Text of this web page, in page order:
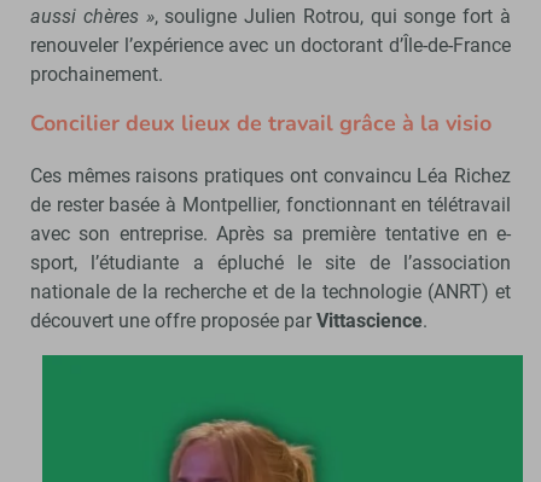
aussi chères », souligne Julien Rotrou, qui songe fort à
renouveler l’expérience avec un doctorant d’Île-de-France
prochainement.
Concilier deux lieux de travail grâce à la visio
Ces mêmes raisons pratiques ont convaincu Léa Richez
de rester basée à Montpellier, fonctionnant en télétravail
avec son entreprise. Après sa première tentative en e-
sport, l’étudiante a épluché le site de l’association
nationale de la recherche et de la technologie (ANRT) et
découvert une offre proposée par Vittascience.